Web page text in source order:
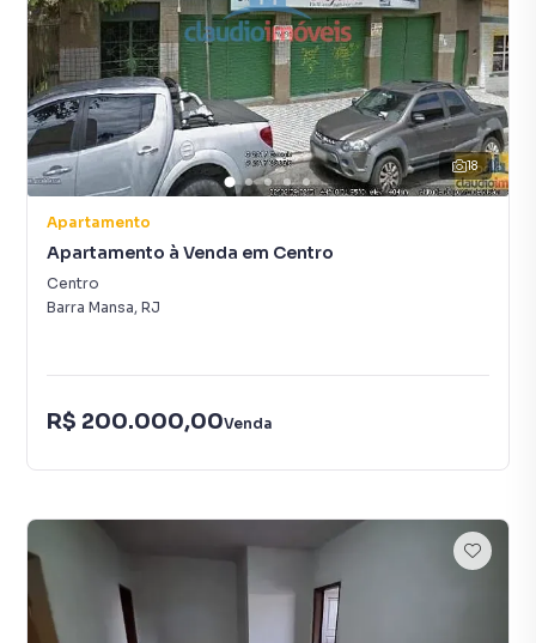
18
Apartamento
Apartamento à Venda em Centro
Centro
Barra Mansa, RJ
R$ 200.000,00Venda